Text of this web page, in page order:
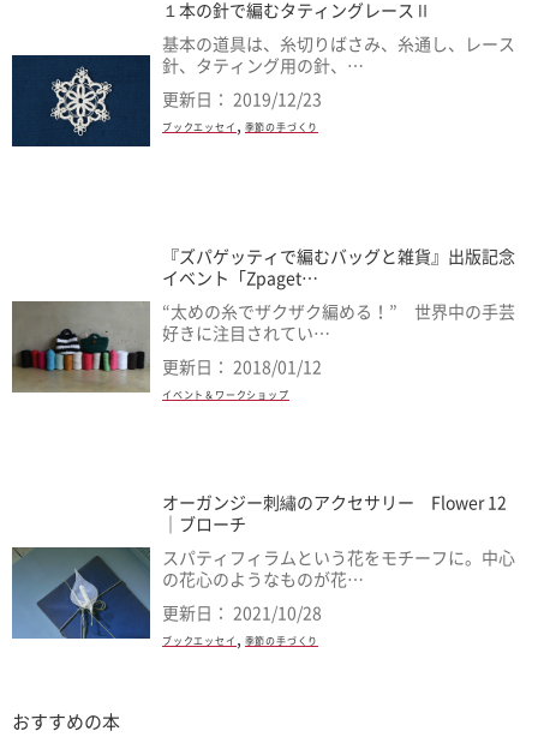
１本の針で編むタティングレースⅡ
基本の道具は、糸切りばさみ、糸通し、レース
針、タティング用の針、…
更新日： 2019/12/23
ブックエッセイ 季節の手づくり
『ズパゲッティで編むバッグと雑貨』出版記念
イベント「Zpaget…
“太めの糸でザクザク編める！” 世界中の手芸
好きに注目されてい…
更新日： 2018/01/12
イベント＆ワークショップ
オーガンジー刺繡のアクセサリー Flower 12
｜ブローチ
スパティフィラムという花をモチーフに。中心
の花心のようなものが花…
更新日： 2021/10/28
ブックエッセイ 季節の手づくり
おすすめの本